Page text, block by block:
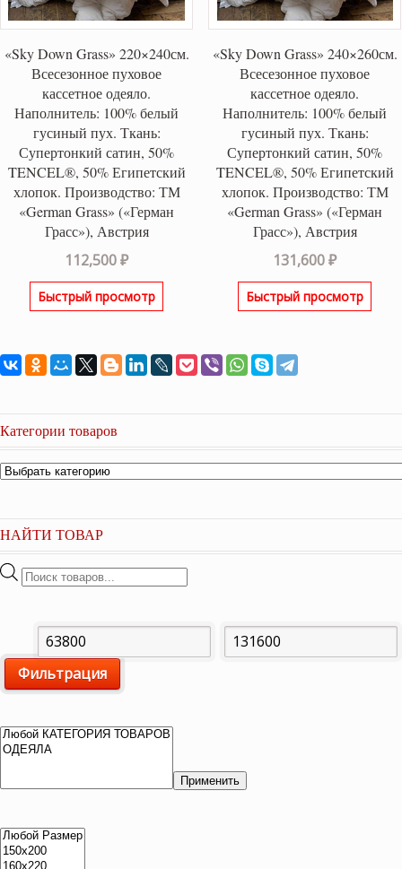
«Sky Down Grass» 220×240см.
Всесезонное пуховое
кассетное одеяло.
Наполнитель: 100% белый
гусиный пух. Ткань:
Супертонкий сатин, 50%
TENCEL®, 50% Египетский
хлопок. Производство: ТМ
«German Grass» («Герман
Грасс»), Австрия
112,500₽
Быстрый просмотр
«Sky Down Grass» 240×260см.
Всесезонное пуховое
кассетное одеяло.
Наполнитель: 100% белый
гусиный пух. Ткань:
Супертонкий сатин, 50%
TENCEL®, 50% Египетский
хлопок. Производство: ТМ
«German Grass» («Герман
Грасс»), Австрия
131,600₽
Быстрый просмотр
Категории товаров
НАЙТИ ТОВАР
Поиск
Минимальная
цена
Максимальная
Фильтрация
Применить